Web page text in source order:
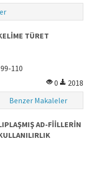
TÜRET
99-110
0
2018
Benzer Makaleler
AD-FİİLLERİN